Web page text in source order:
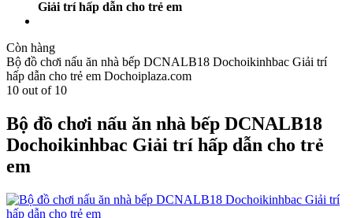
Giải trí hấp dẫn cho trẻ em
Còn hàng
Bộ đồ chơi nấu ăn nhà bếp DCNALB18 Dochoikinhbac Giải trí
hấp dẫn cho trẻ em Dochoiplaza.com
10 out of 10
Bộ đồ chơi nấu ăn nhà bếp DCNALB18
Dochoikinhbac Giải trí hấp dẫn cho trẻ
em